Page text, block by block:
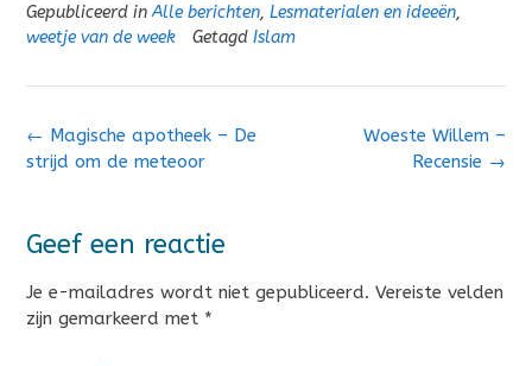
Gepubliceerd inAlle berichten, Lesmaterialen en ideeën,
weetje van de week
Getagd Islam
Bericht
navigatie
Woeste Willem –
Recensie →
← Magische apotheek – De
strijd om de meteoor
Geef een reactie
Je e-mailadres wordt niet gepubliceerd. Vereiste velden
zijn gemarkeerd met *